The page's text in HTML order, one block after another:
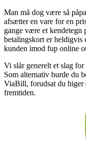
Man må dog være så
afsætter en vare for en
gange være et
betalingskort er heldigvis
kunden imod fup online
Vi slår generelt et slag
Som alternativ burde du
ViaBill, forudsat du higer
fremtiden.